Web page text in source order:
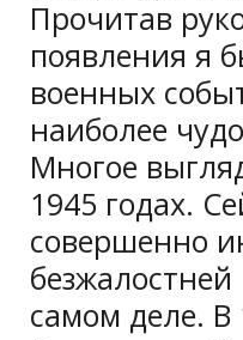
Прочитав
появления я
военных
наиболее
Многое
1945 годах.
совершенно
самом деле. В